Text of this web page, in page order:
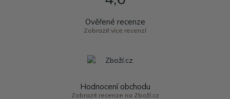
Ověřené recenze
Zobrazit více recenzí
Hodnocení obchodu
Zobrazit recenze na Zboží.cz